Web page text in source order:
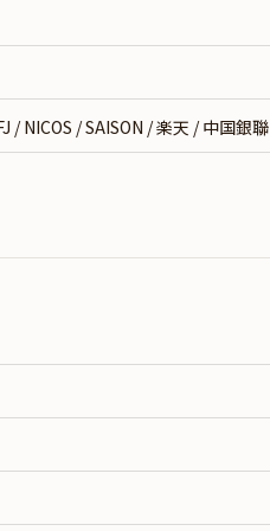
NICOS / SAISON / 楽天 / 中国銀聯